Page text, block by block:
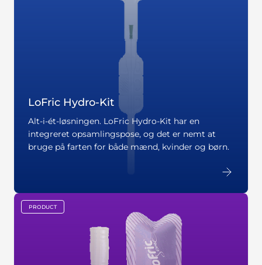
LoFric Hydro-Kit
Alt-i-ét-løsningen. LoFric Hydro-Kit har en
integreret opsamlingspose, og det er nemt at
bruge på farten for både mænd, kvinder og børn.
key:global.content-type:
PRODUCT